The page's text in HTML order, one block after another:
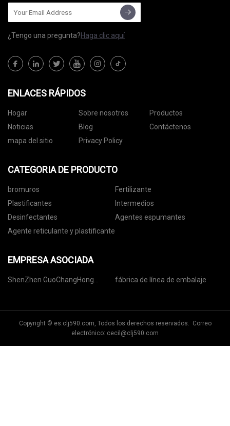
¿Tengo una pregunta?Haga clic aquí
ENLACES RÁPIDOS
Hogar Sobre nosotros
Productos
Noticias
Blog
Contáctenos
mapa del sitio
Privacy Policy
CATEGORIA DE PRODUCTO
bromuros
Fertilizante
Plastificantes
Intermedios
Desinfectantes
Agentes espumantes
Agente reticulante y plastificante
EMPRESA ASOCIADA
ShenZhen GuoChangHong
fábrica de línea de embalaje
Copyright © es.clj590.com, Todos los derechos reservados. Correo
electrónico: cecil@clj590.com